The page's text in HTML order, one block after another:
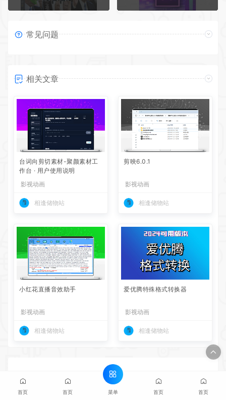
常见问题
相关文章
台词向剪切素材-聚颜素材工
作台 · 用户使用说明
影视动画
相逢储物站
剪映6.0.1
影视动画
相逢储物站
小红花直播音效助手
影视动画
相逢储物站
爱优腾特殊格式转换器
影视动画
相逢储物站
猜你喜欢
首页 首页 菜单 首页 首页